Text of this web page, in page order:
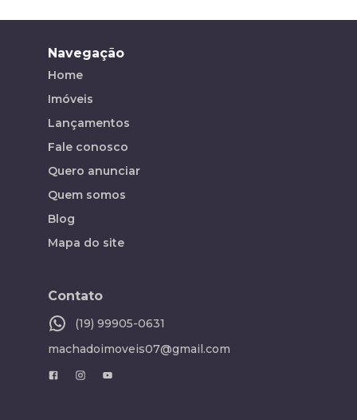
Navegação
Home
Imóveis
Lançamentos
Fale conosco
Quero anunciar
Quem somos
Blog
Mapa do site
Contato
(19) 99905-0631
machadoimoveis07@gmail.com